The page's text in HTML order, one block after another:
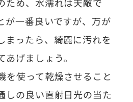
が一番良いですが、万が
まったら、綺麗に汚れを
げましょう。
を使って乾燥させること
しの良い直射日光の当た